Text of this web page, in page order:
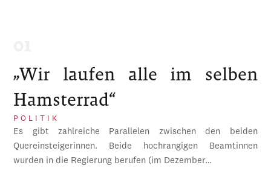
„Wir laufen alle im selben
Hamsterrad“
POLITIK
Es gibt zahlreiche Parallelen zwischen den beiden
Quereinsteigerinnen. Beide hochrangigen Beamtinnen
wurden in die Regierung berufen (im Dezember…